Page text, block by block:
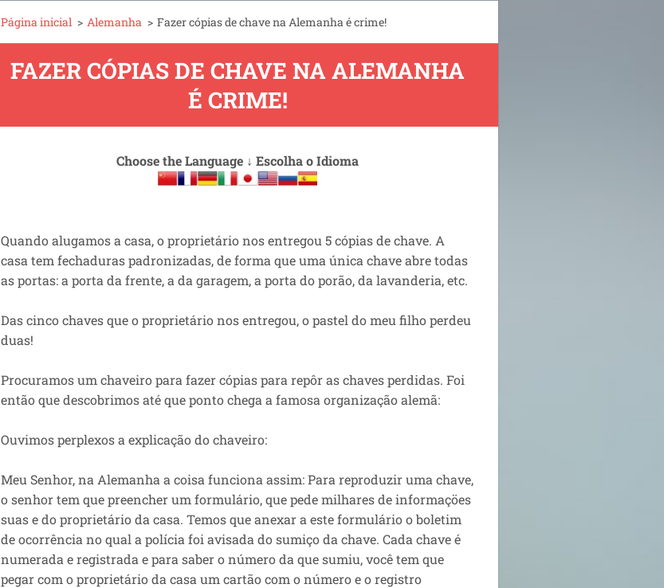
Página inicial > Alemanha > Fazer cópias de chave na Alemanha é crime!
FAZER CÓPIAS DE CHAVE NA ALEMANHA
É CRIME!
Choose the Language ↓Escolha o Idioma
Quando alugamos a casa, o proprietário nos entregou 5 cópias de chave. A
casa tem fechaduras padronizadas, de forma que uma única chave abre todas
as portas: a porta da frente, a da garagem, a porta do porão, da lavanderia, etc.
Das cinco chaves que o proprietário nos entregou, o pastel do meu filho perdeu
duas!
Procuramos um chaveiro para fazer cópias para repôr as chaves perdidas. Foi
então que descobrimos até que ponto chega a famosa organização alemã:
Ouvimos perplexos a explicação do chaveiro:
Meu Senhor, na Alemanha a coisa funciona assim: Para reproduzir uma chave,
o senhor tem que preencher um formulário, que pede milhares de informaçöes
suas e do proprietário da casa. Temos que anexar a este formulário o boletim
de ocorrência no qual a polícia foi avisada do sumiço da chave. Cada chave é
numerada e registrada e para saber o número da que sumiu, você tem que
pegar com o proprietário da casa um cartão com o número e o registro